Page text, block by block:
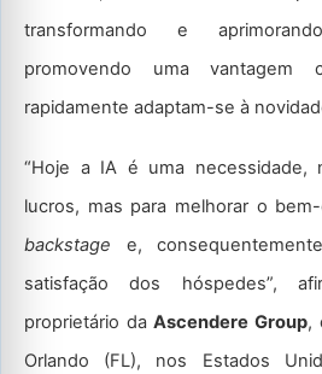
transformando e
promovendo uma vantagem
rapidamente adaptam-se à
“Hoje a IA é uma necessidade,
lucros, mas para melhorar o
backstage e,
satisfação dos hóspedes”,
proprietário daAscendere Group,
Orlando (FL), nos Estados